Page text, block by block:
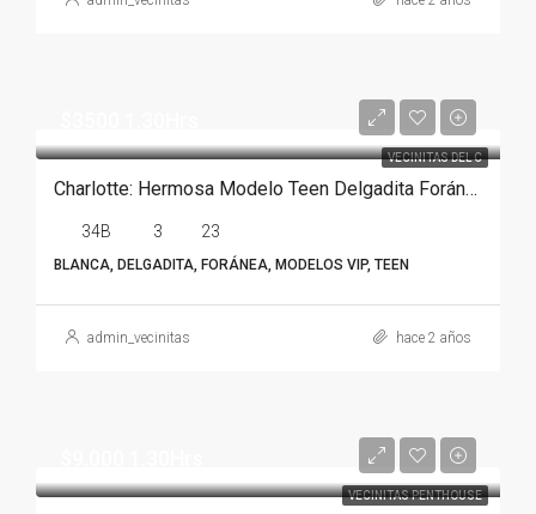
VECINITAS DEL C
Charlotte: Hermosa Modelo Teen Delgadita Foránea En Monterrey
34B 3 23
BLANCA, DELGADITA, FORÁNEA, MODELOS VIP, TEEN
admin_vecinitas hace 2 años
VECINITAS PENTHOUSE